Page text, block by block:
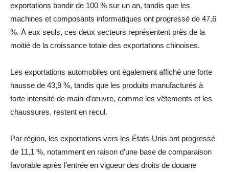
exportations bondir de 100 % sur un an, tandis que les
machines et composants informatiques ont progressé de 47,6
%. À eux seuls, ces deux secteurs représentent près de la
moitié de la croissance totale des exportations chinoises.
Les exportations automobiles ont également affiché une forte
hausse de 43,9 %, tandis que les produits manufacturés à
forte intensité de main-d’œuvre, comme les vêtements et les
chaussures, restent en recul.
Par région, les exportations vers les États-Unis ont progressé
de 11,1 %, notamment en raison d’une base de comparaison
favorable après l’entrée en vigueur des droits de douane